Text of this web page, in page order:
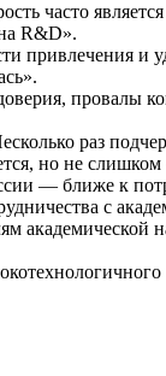
часто
R&D».
привлечения
провалы
раз
но не
— ближе к
с
академической